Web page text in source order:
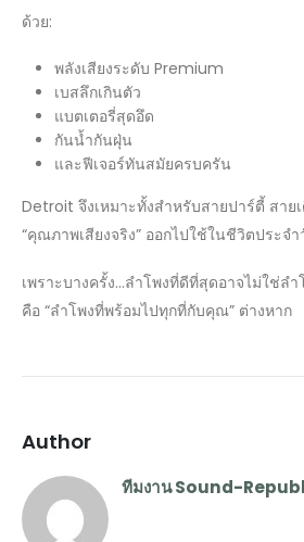
ด้วย:
พลังเสียงระดับ Premium
เบสลึกเกินตัว
แบตเตอรี่สุดอึด
กันน้ำกันฝุ่น
และฟีเจอร์ทันสมัยครบครัน
Detroit จึงเหมาะทั้งสำหรับสายปาร์ตี้ สา
“คุณภาพเสียงจริง” ออกไปใช้ในชีวิตประจ
เพราะบางครั้ง…ลำโพงที่ดีที่สุดอาจไม่ใช่ล
คือ “ลำโพงที่พร้อมไปทุกที่กับคุณ” ต่างหาก
Author
ทีมงาน Sound-